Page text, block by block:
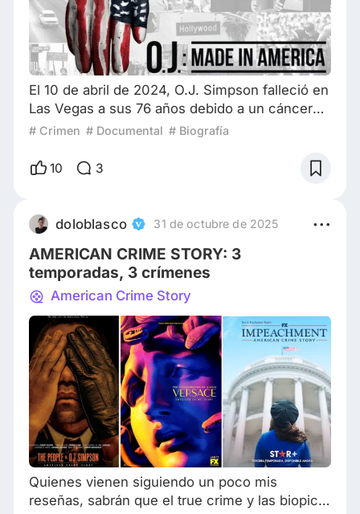
El 10 de abril de 2024, O.J. Simpson falleció en
Las Vegas a sus 76 años debido a un cáncer
de próstata. O.J. Simpson falleció a los 76 años
NFL, que fue absuelto del asesinato de su ex
responsable de un segundo juicio iniciado por
la familia de la víctima y se le imp
# Crimen # Documental # Biografía
10 3
doloblasco 31 de octubre de 2025
AMERICAN CRIME STORY: 3
temporadas, 3 crímenes
American Crime Story
Quienes vienen siguiendo un poco mis
reseñas, sabrán que el true crime y las biopic